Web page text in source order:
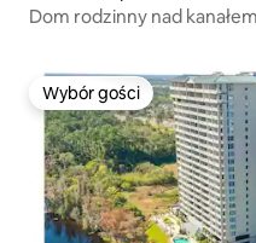
Dom rodzinny nad
Wybór gości
Wybór gości